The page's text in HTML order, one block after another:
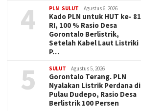
4 PLN SULUT Agustus 6, 2026
Kado PLN untuk HUT ke- 81
RI, 100 % Rasio Desa
Gorontalo Berlistrik,
Setelah Kabel Laut Listriki
P…
5 SULUT Agustus 5, 2026
Gorontalo Terang. PLN
Nyalakan Listrik Perdana di
Pulau Dudepo, Rasio Desa
Berlistrik 100 Persen